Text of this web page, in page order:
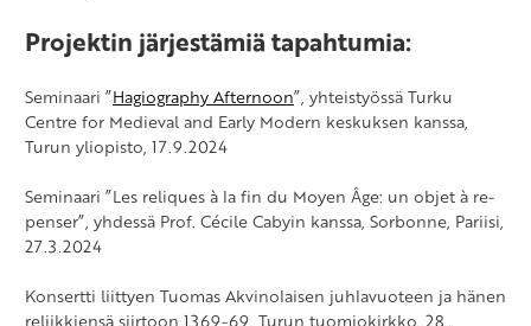
Projektin järjestämiä tapahtumia:
Seminaari ”Hagiography Afternoon”, yhteistyössä Turku
Centre for Medieval and Early Modern keskuksen kanssa,
Turun yliopisto, 17.9.2024
Seminaari ”Les reliques à la fin du Moyen Âge: un objet à re-
penser”, yhdessä Prof. Cécile Cabyin kanssa, Sorbonne, Pariisi,
27.3.2024
Konsertti liittyen Tuomas Akvinolaisen juhlavuoteen ja hänen
reliikkiensä siirtoon 1369-69, Turun tuomiokirkko, 28.